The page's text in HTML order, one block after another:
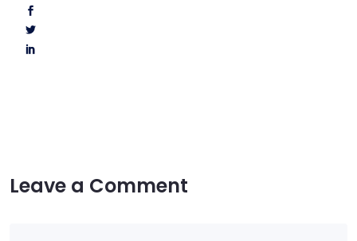
Leave a Comment